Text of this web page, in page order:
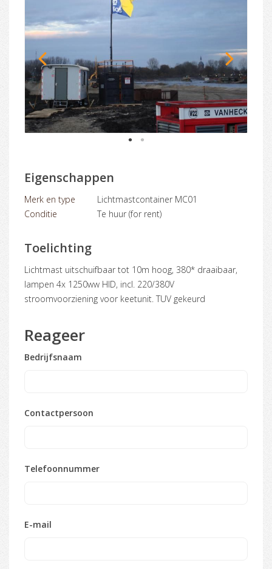
1 2
Eigenschappen
Merk en type
Lichtmastcontainer MC01
Conditie
Te huur (for rent)
Toelichting
lichtmast uitschuifbaar tot 10m hoog, 380* draaibaar,
lampen 4x 1250ww HID, incl. 220/380V
stroomvoorziening voor keetunit. TUV gekeurd
Reageer
Bedrijfsnaam
Contactpersoon
Telefoonnummer
E-mail